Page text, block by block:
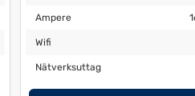
Ampere 16 amp
Ampere
WifiWifi
Nätverksuttag
Nätverksuttag